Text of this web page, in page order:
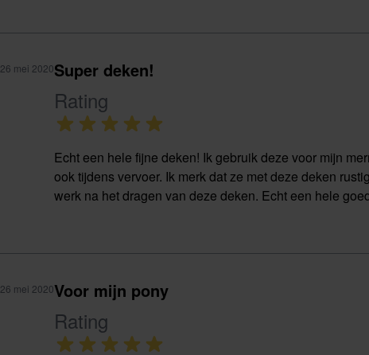
26 mei 2020Super deken!
Rating
Echt een hele fijne deken! Ik gebruik deze voor mijn
ook tijdens vervoer. Ik merk dat ze met deze deken
werk na het dragen van deze deken. Echt een hele
26 mei 2020Voor mijn pony
Rating